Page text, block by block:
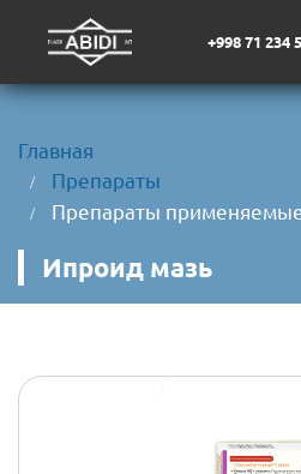
+998 71 234
Главная
Препараты
Препараты
Ипроид мазь